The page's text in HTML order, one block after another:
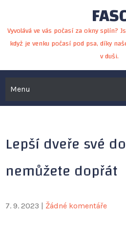
content
Vyvolává ve vás počasí za okny splín?
když je venku počasí pod psa, díky
v duši.
Menu
Lepší dveře své
nemůžete dopřát
7. 9. 2023 | Žádné komentáře